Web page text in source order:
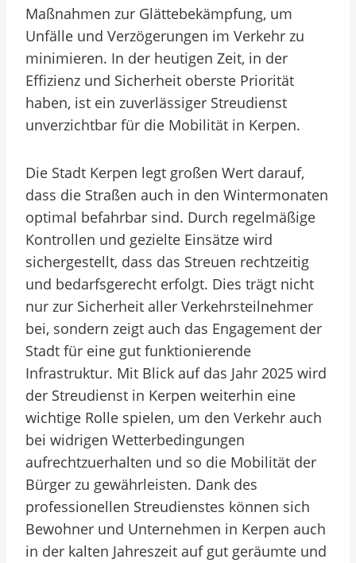
Maßnahmen zur Glättebekämpfung, um
Unfälle und Verzögerungen im Verkehr zu
minimieren. In der heutigen Zeit, in der
Effizienz und Sicherheit oberste Priorität
haben, ist ein zuverlässiger Streudienst
unverzichtbar für die Mobilität in Kerpen.
Die Stadt Kerpen legt großen Wert darauf,
dass die Straßen auch in den Wintermonaten
optimal befahrbar sind. Durch regelmäßige
Kontrollen und gezielte Einsätze wird
sichergestellt, dass das Streuen rechtzeitig
und bedarfsgerecht erfolgt. Dies trägt nicht
nur zur Sicherheit aller Verkehrsteilnehmer
bei, sondern zeigt auch das Engagement der
Stadt für eine gut funktionierende
Infrastruktur. Mit Blick auf das Jahr 2025 wird
der Streudienst in Kerpen weiterhin eine
wichtige Rolle spielen, um den Verkehr auch
bei widrigen Wetterbedingungen
aufrechtzuerhalten und so die Mobilität der
Bürger zu gewährleisten. Dank des
professionellen Streudienstes können sich
Bewohner und Unternehmen in Kerpen auch
in der kalten Jahreszeit auf gut geräumte und